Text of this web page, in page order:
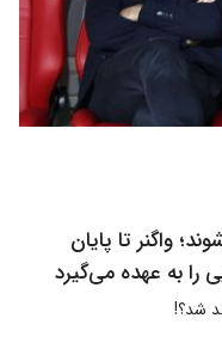
واگنر تا پایان
به عهده می‌گیرد
شد؟!